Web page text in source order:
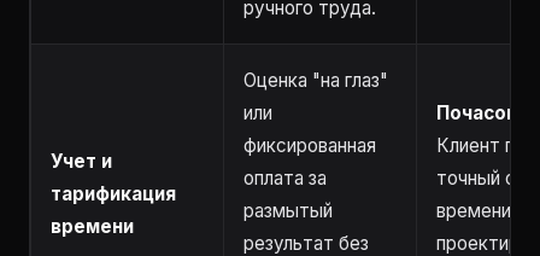
ручного труда.
Учет и
тарификация
времени
Оценка "на глаз"
или
фиксированная
оплата за
размытый
результат без
Клиент
точный
времени